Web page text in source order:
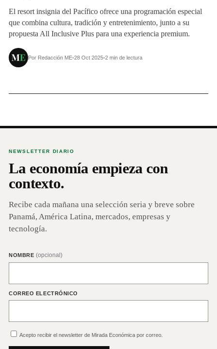
El resort insignia del Pacífico ofrece una programación especial
que combina cultura, tradición y entretenimiento, junto a su
propuesta All Inclusive Plus para una experiencia premium.
Por Redacción ME•28 Oct 2025•2 min de lectura
NEWSLETTER DIARIO
La economía empieza con
contexto.
Recibe cada mañana una selección seria y breve sobre
Panamá, América Latina, mercados, empresas y
tecnología.
NOMBRE (opcional)
CORREO ELECTRÓNICO
Acepto recibir el newsletter de Mirada Económica por correo.